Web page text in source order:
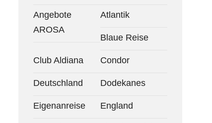
Angebote
AROSA
Atlantik
Blaue Reise
Club Aldiana Condor
Deutschland Dodekanes
Eigenanreise England